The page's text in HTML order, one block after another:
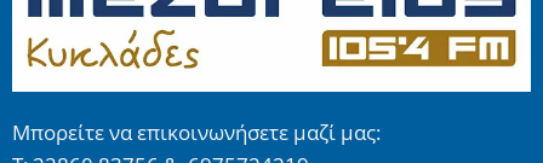
Μπορείτε να επικοινωνήσετε μαζί μας: